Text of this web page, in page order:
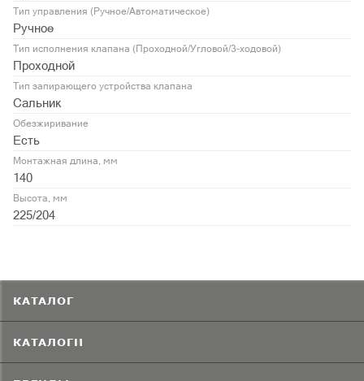
Тип управления (Ручное/Автоматическое)
Ручное
Тип исполнения клапана (Проходной/Угловой/3-ходовой)
Проходной
Тип запирающего устройства клапана
Сальник
Обезжиривание
Есть
Монтажная длина, мм
140
Высота, мм
225/204
КАТАЛОГ
КАТАЛОГИ